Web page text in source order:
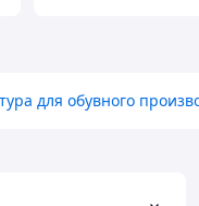
для обувного